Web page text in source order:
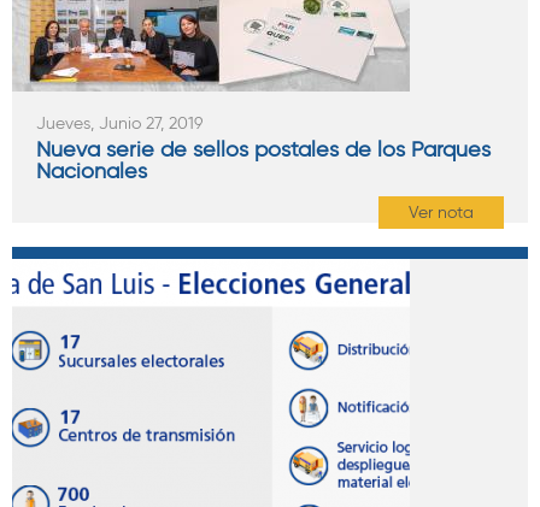
Jueves, Junio 27, 2019
Nueva serie de sellos postales de los Parques
Nacionales
Ver nota